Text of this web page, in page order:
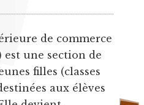
de commerce
est une section de
filles (classes
aux élèves